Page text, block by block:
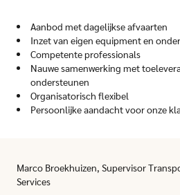
Aanbod met dagelijkse afvaarten
Inzet van eigen equipment en
Competente professionals
Nauwe samenwerking met
ondersteunen
Organisatorisch flexibel
Persoonlijke aandacht voor onze
Marco Broekhuizen, Supervisor
Services